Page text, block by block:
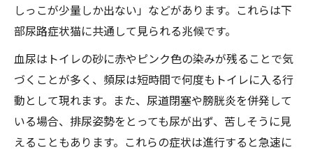
しっこが少量しか出ない」などがあります。これらは下
部尿路症状猫に共通して見られる兆候です。
血尿はトイレの砂に赤やピンク色の染みが残ることで気
づくことが多く、頻尿は短時間で何度もトイレに入る行
動として現れます。また、尿道閉塞や膀胱炎を併発して
いる場合、排尿姿勢をとっても尿が出ず、苦しそうに見
えることもあります。これらの症状は進行すると急速に